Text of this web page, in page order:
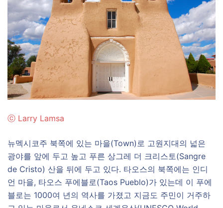
ⓒ Larry Lamsa
뉴멕시코주 북쪽에 있는 마을(Town)로 고원지대의 넓은
광야를 앞에 두고 높고 푸른 상그레 더 크리스토(Sangre
de Cristo) 산을 뒤에 두고 있다. 타오스의 북쪽에는 인디
언 마을, 타오스 푸에블로(Taos Pueblo)가 있는데 이 푸에
블로는 1000여 년의 역사를 가졌고 지금도 주민이 거주하